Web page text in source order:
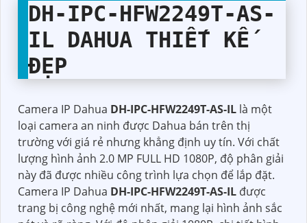
DH-IPC-HFW2249T-AS-
IL DAHUA THIẾT KẾ
ĐẸP
Camera IP Dahua DH-IPC-HFW2249T-AS-IL là một
loại camera an ninh được Dahua bán trên thị
trường với giá rẻ nhưng khẳng định uy tín. Với chất
lượng hình ảnh 2.0 MP FULL HD 1080P, độ phân giải
này đã được nhiều công trình lựa chọn để lắp đặt.
Camera IP Dahua DH-IPC-HFW2249T-AS-IL được
trang bị công nghệ mới nhất, mang lại hình ảnh sắc